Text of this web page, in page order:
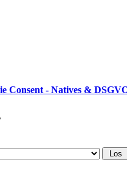
Consent - Natives &